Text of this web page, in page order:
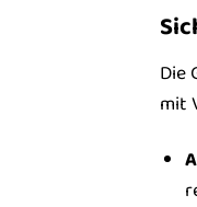
Die
mit